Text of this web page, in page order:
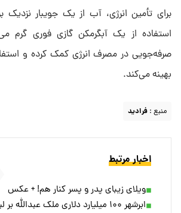
برای تأمین انرژی، آب از یک جویبار
استفاده از یک آبگرمکن گازی فوری گرم
صرفه‌جویی در مصرف انرژی کمک کرده و
بهینه می‌کند.
منبع : فرادید
اخبار مرتبط
ویلای زیبای پدر و پسر کنار هم! + عکس
ابرشهر ۱۰۰ میلیارد دلاری ملک عبدالله بر لبه پرتگاه